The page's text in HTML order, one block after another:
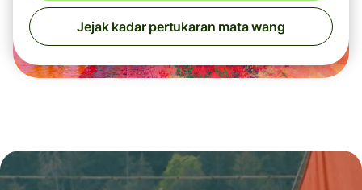
Jejak kadar pertukaran mata wang